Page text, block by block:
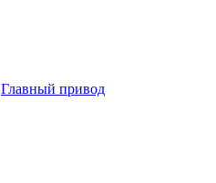
Главный привод